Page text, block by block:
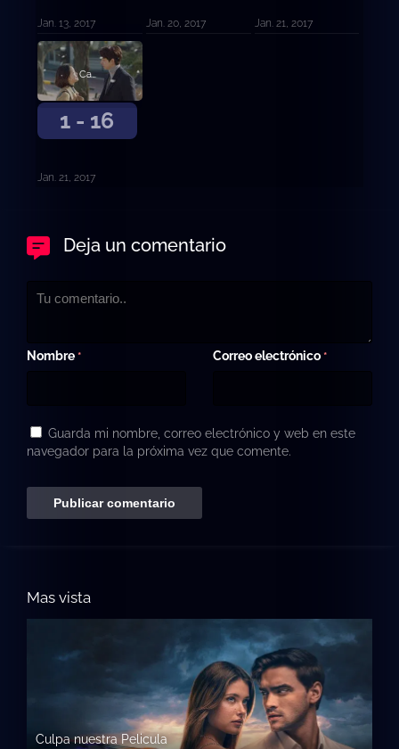
Jan. 13, 2017 Jan. 20, 2017 Jan. 21, 2017
1 - 16
Capítulo 16 - Final
Jan. 21, 2017
Deja un comentario
Nombre * Correo electrónico *
Guarda mi nombre, correo electrónico y web en este
navegador para la próxima vez que comente.
Mas vista
Culpa nuestra Pelicula